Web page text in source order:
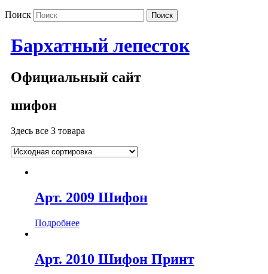
Поиск
Бархатный лепесток
Официальный сайт
шифон
Здесь все 3 товара
Арт. 2009 Шифон
Подробнее
Арт. 2010 Шифон Принт